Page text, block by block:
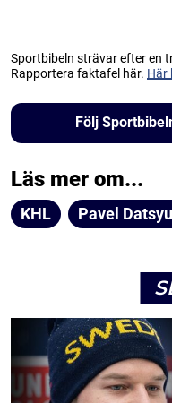
Sportbibeln strävar efter en
Rapportera faktafel här. Här
Följ
Läs mer om...
KHL Pavel